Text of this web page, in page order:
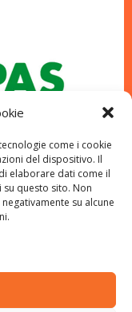
come i cookie
del dispositivo. Il
elaborare dati come il
questo sito. Non
su alcune